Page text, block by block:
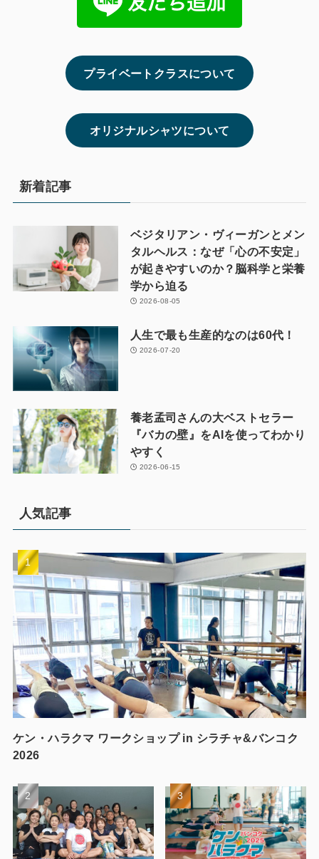
プライベートクラスについて
オリジナルシャツについて
新着記事
ベジタリアン・ヴィーガンとメン
タルヘルス：なぜ「心の不安定」
が起きやすいのか？脳科学と栄養
学から迫る
2026-08-05
人生で最も生産的なのは60代！
2026-07-20
養老孟司さんの大ベストセラー
『バカの壁』をAIを使ってわかり
やすく
2026-06-15
人気記事
ケン・ハラクマ ワークショップ in シラチャ&バンコク
2026